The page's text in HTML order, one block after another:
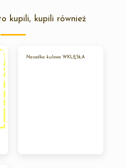
kupili, kupili również
Nasadka kulowa WKLĘSŁA